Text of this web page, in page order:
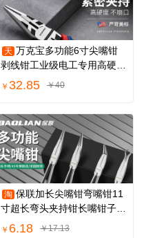
天 万克宝多功能6寸尖嘴钳
剥线钳工业级电工专用高硬度
防滑强劲咬合
￥ 32.85 ￥40
淘 保联加长尖嘴钳弯嘴钳11
寸超长弯头夹持钳长嘴钳子尖
头钳尖咀钳子
￥ 6.18 ￥17.13